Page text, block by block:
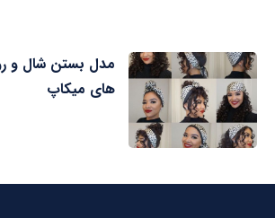
مدل بستن شال و
های میکاپ